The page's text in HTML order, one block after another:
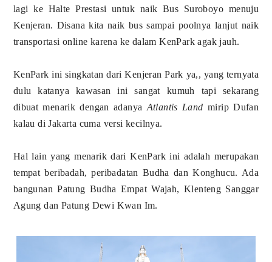
lagi ke Halte Prestasi untuk naik Bus Suroboyo menuju
Kenjeran. Disana kita naik bus sampai poolnya lanjut naik
transportasi online karena ke dalam KenPark agak jauh.
KenPark ini singkatan dari Kenjeran Park ya,, yang ternyata
dulu katanya kawasan ini sangat kumuh tapi sekarang
dibuat menarik dengan adanya Atlantis Land mirip Dufan
kalau di Jakarta cuma versi kecilnya.
Hal lain yang menarik dari KenPark ini adalah merupakan
tempat beribadah, peribadatan Budha dan Konghucu. Ada
bangunan Patung Budha Empat Wajah, Klenteng Sanggar
Agung dan Patung Dewi Kwan Im.